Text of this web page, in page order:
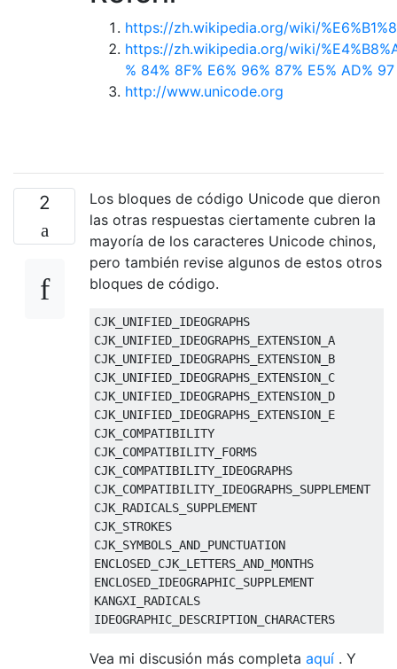
https://zh.wikipedia.org/wiki/
https://zh.wikipedia.org/wiki/
% 84% 8F% E6% 96% 87% E5% AD% 97
http://www.unicode.org
2
Los bloques de código Unicode que dieron
las otras respuestas ciertamente cubren la
mayoría de los caracteres Unicode chinos,
pero también revise algunos de estos otros
bloques de código.
CJK_UNIFIED_IDEOGRAPHS
CJK_UNIFIED_IDEOGRAPHS_EXTENSION_A
CJK_UNIFIED_IDEOGRAPHS_EXTENSION_B
CJK_UNIFIED_IDEOGRAPHS_EXTENSION_C
CJK_UNIFIED_IDEOGRAPHS_EXTENSION_D
CJK_UNIFIED_IDEOGRAPHS_EXTENSION_E
CJK_COMPATIBILITY
CJK_COMPATIBILITY_FORMS
CJK_COMPATIBILITY_IDEOGRAPHS
CJK_COMPATIBILITY_IDEOGRAPHS_SUPPLEMENT
CJK_RADICALS_SUPPLEMENT
CJK_STROKES
CJK_SYMBOLS_AND_PUNCTUATION
ENCLOSED_CJK_LETTERS_AND_MONTHS
ENCLOSED_IDEOGRAPHIC_SUPPLEMENT
KANGXI_RADICALS
Vea mi discusión más completa aquí . Y